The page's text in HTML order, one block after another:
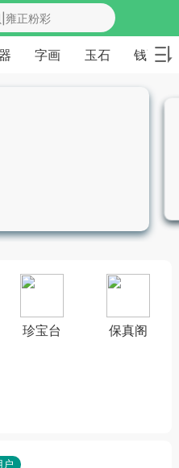
雍正粉彩
字画 玉石 钱币
珍宝台 保真阁
户